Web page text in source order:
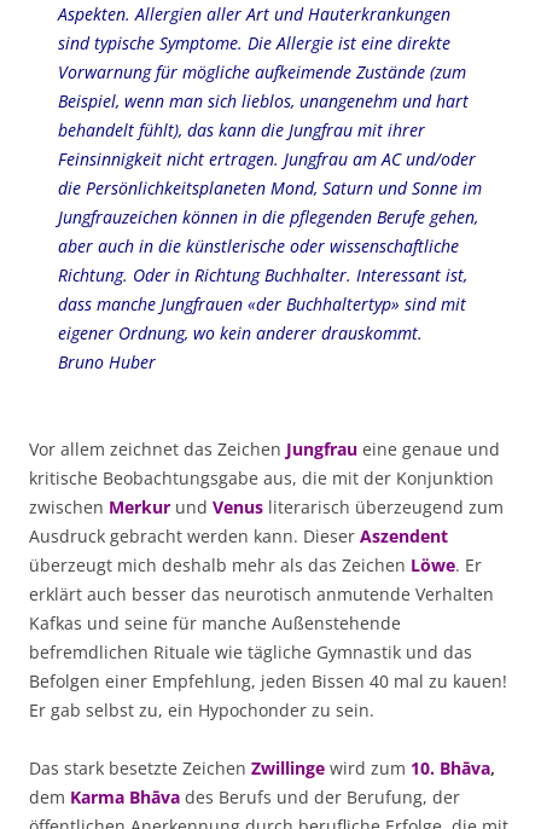
Aspekten. Allergien aller Art und Hauterkrankungen
sind typische Symptome. Die Allergie ist eine direkte
Vorwarnung für mögliche aufkeimende Zustände (zum
Beispiel, wenn man sich lieblos, unangenehm und hart
behandelt fühlt), das kann die Jungfrau mit ihrer
Feinsinnigkeit nicht ertragen. Jungfrau am AC und/oder
die Persönlichkeitsplaneten Mond, Saturn und Sonne im
Jungfrauzeichen können in die pflegenden Berufe gehen,
aber auch in die künstlerische oder wissenschaftliche
Richtung. Oder in Richtung Buchhalter. Interessant ist,
dass manche Jungfrauen «der Buchhaltertyp» sind mit
eigener Ordnung, wo kein anderer drauskommt.
Bruno Huber
Vor allem zeichnet das Zeichen Jungfrau eine genaue und
kritische Beobachtungsgabe aus, die mit der Konjunktion
zwischen Merkur und Venus literarisch überzeugend zum
Ausdruck gebracht werden kann. Dieser Aszendent
überzeugt mich deshalb mehr als das Zeichen Löwe. Er
erklärt auch besser das neurotisch anmutende Verhalten
Kafkas und seine für manche Außenstehende
befremdlichen Rituale wie tägliche Gymnastik und das
Befolgen einer Empfehlung, jeden Bissen 40 mal zu kauen!
Er gab selbst zu, ein Hypochonder zu sein.
Das stark besetzte Zeichen Zwillinge wird zum 10. Bhāva,
dem Karma Bhāva des Berufs und der Berufung, der